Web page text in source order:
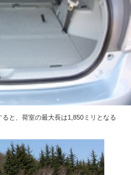
と、荷室の最大長は1,850ミリとなる